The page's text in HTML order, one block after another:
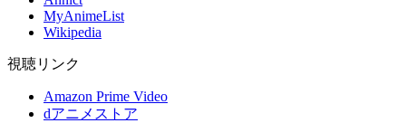
MyAnimeList
Wikipedia
視聴リンク
Amazon Prime Video
dアニメストア